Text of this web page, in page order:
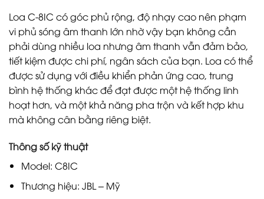
Loa C-8IC có góc phủ rộng, độ nhạy cao nên phạm
vi phủ sóng âm thanh lớn nhờ vậy bạn không cần
phải dùng nhiều loa nhưng âm thanh vẫn đảm bảo,
tiết kiệm được chi phí, ngân sách của bạn. Loa có thể
được sử dụng với điều khiển phản ứng cao, trung
bình hệ thống khác để đạt được một hệ thống linh
hoạt hơn, và một khả năng pha trộn và kết hợp khu
mà không cân bằng riêng biệt.
Thông số kỹ thuật
Model: C8IC
Thương hiệu: JBL – Mỹ